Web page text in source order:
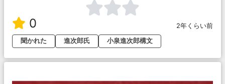
0
2年くらい前
聞かれた
進次郎氏 小泉進次郎構文